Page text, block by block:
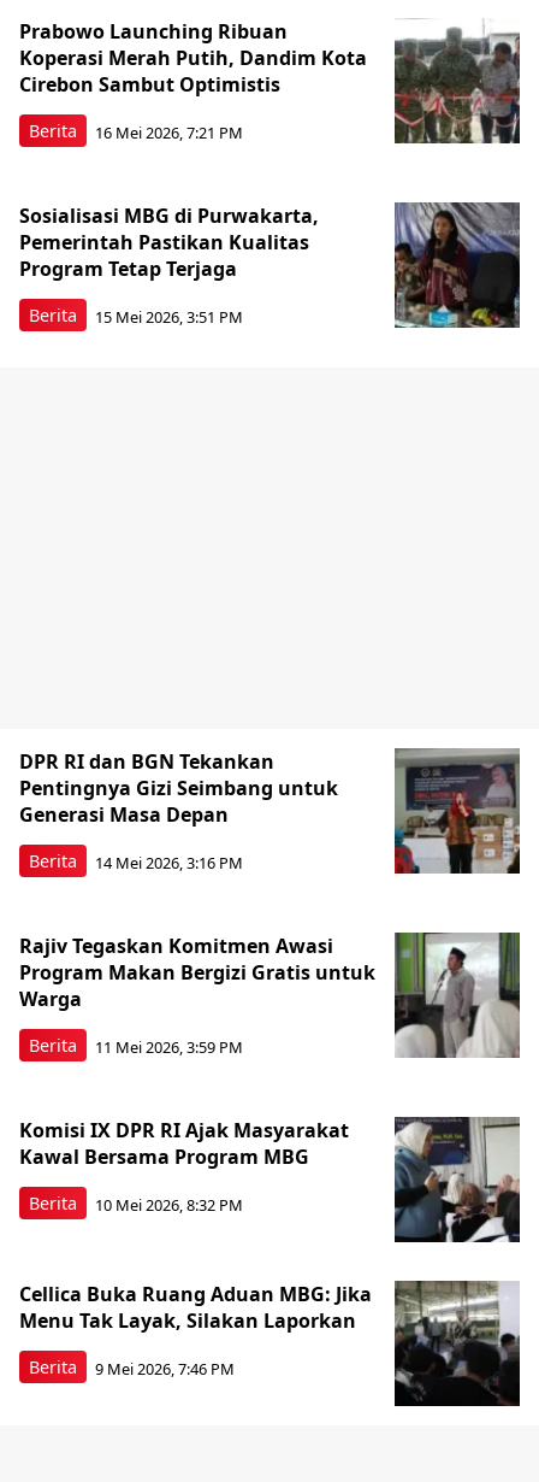
Berita
Prabowo Launching Ribuan
Koperasi Merah Putih, Dandim Kota
Cirebon Sambut Optimistis
16 Mei 2026, 7:21 PM
Berita
Sosialisasi MBG di Purwakarta,
Pemerintah Pastikan Kualitas
Program Tetap Terjaga
15 Mei 2026, 3:51 PM
Berita
DPR RI dan BGN Tekankan
Pentingnya Gizi Seimbang untuk
Generasi Masa Depan
14 Mei 2026, 3:16 PM
Berita
Rajiv Tegaskan Komitmen Awasi
Program Makan Bergizi Gratis untuk
Warga
11 Mei 2026, 3:59 PM
Berita
Komisi IX DPR RI Ajak Masyarakat
Kawal Bersama Program MBG
10 Mei 2026, 8:32 PM
Berita
Cellica Buka Ruang Aduan MBG: Jika
Menu Tak Layak, Silakan Laporkan
9 Mei 2026, 7:46 PM